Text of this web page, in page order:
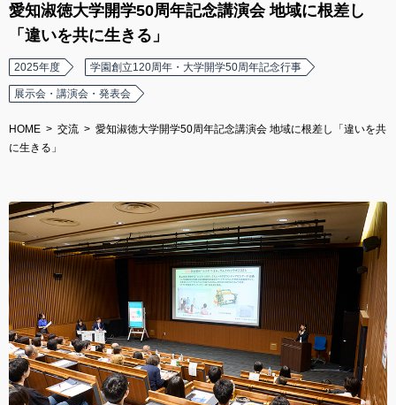
愛知淑徳大学開学50周年記念講演会 地域に根差し
「違いを共に生きる」
2025年度 学園創立120周年・大学開学50周年記念行事
展示会・講演会・発表会
HOME 交流
愛知淑徳大学開学50周年記念講演会 地域に根差し「違いを共
に生きる」